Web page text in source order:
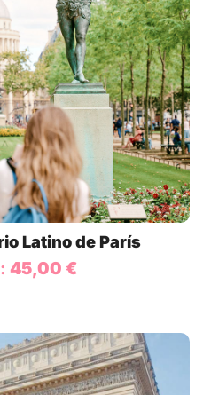
Latino de París
45,00 €